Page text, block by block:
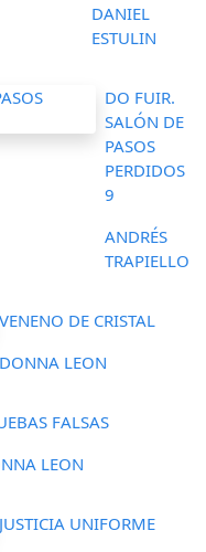
DANIEL
ESTULIN
DO FUIR.
SALÓN DE
PASOS
PERDIDOS
9
ANDRÉS
TRAPIELLO
VENENO DE CRISTAL
DONNA LEON
FALSAS
LEON
JUSTICIA UNIFORME